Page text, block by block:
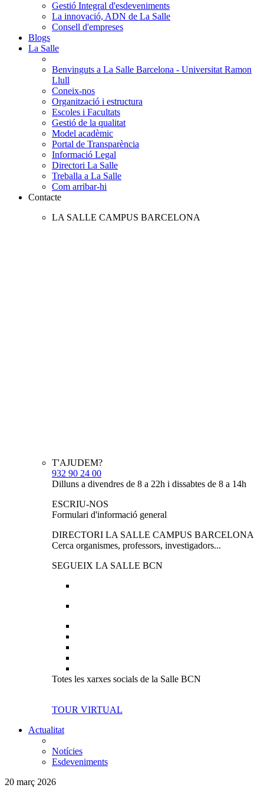
Gestió Integral d'esdeveniments
La innovació, ADN de La Salle
Consell d'empreses
Blogs
La Salle
Benvinguts a La Salle Barcelona - Universitat Ramon
Llull
Coneix-nos
Organització i estructura
Escoles i Facultats
Gestió de la qualitat
Model acadèmic
Portal de Transparència
Informació Legal
Directori La Salle
Treballa a La Salle
Com arribar-hi
Contacte
LA SALLE CAMPUS BARCELONA
T'AJUDEM?
932 90 24 00
Dilluns a divendres de 8 a 22h i dissabtes de 8 a 14h
ESCRIU-NOS
Formulari d'informació general
DIRECTORI LA SALLE CAMPUS BARCELONA
Cerca organismes, professors, investigadors...
SEGUEIX LA SALLE BCN
Totes les xarxes socials de la Salle BCN
TOUR VIRTUAL
Actualitat
Notícies
Esdeveniments
20 març 2026